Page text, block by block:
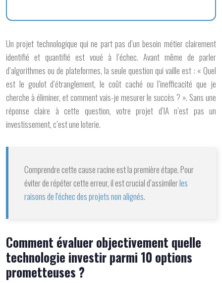
Un projet technologique qui ne part pas d’un besoin métier clairement
identifié et quantifié est voué à l’échec. Avant même de parler
d’algorithmes ou de plateformes, la seule question qui vaille est : « Quel
est le goulot d’étranglement, le coût caché ou l’inefficacité que je
cherche à éliminer, et comment vais-je mesurer le succès ? ». Sans une
réponse claire à cette question, votre projet d’IA n’est pas un
investissement, c’est une loterie.
Comprendre cette cause racine est la première étape. Pour
éviter de répéter cette erreur, il est crucial d’assimilerles
raisons de l'échec des projets non alignés.
Comment évaluer objectivement quelle
technologie investir parmi 10 options
prometteuses ?